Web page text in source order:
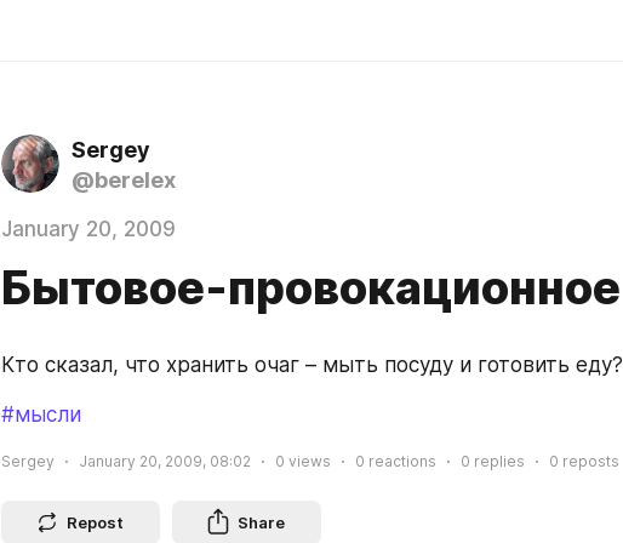
Sergey
@berelex
January 20, 2009
Бытовое-провокационное
Кто сказал, что хранить очаг – мыть посуду и готовить еду?
#мысли
Sergey January 20, 2009, 08:02 0 views 0 reactions 0 replies 0 reposts
Repost Share